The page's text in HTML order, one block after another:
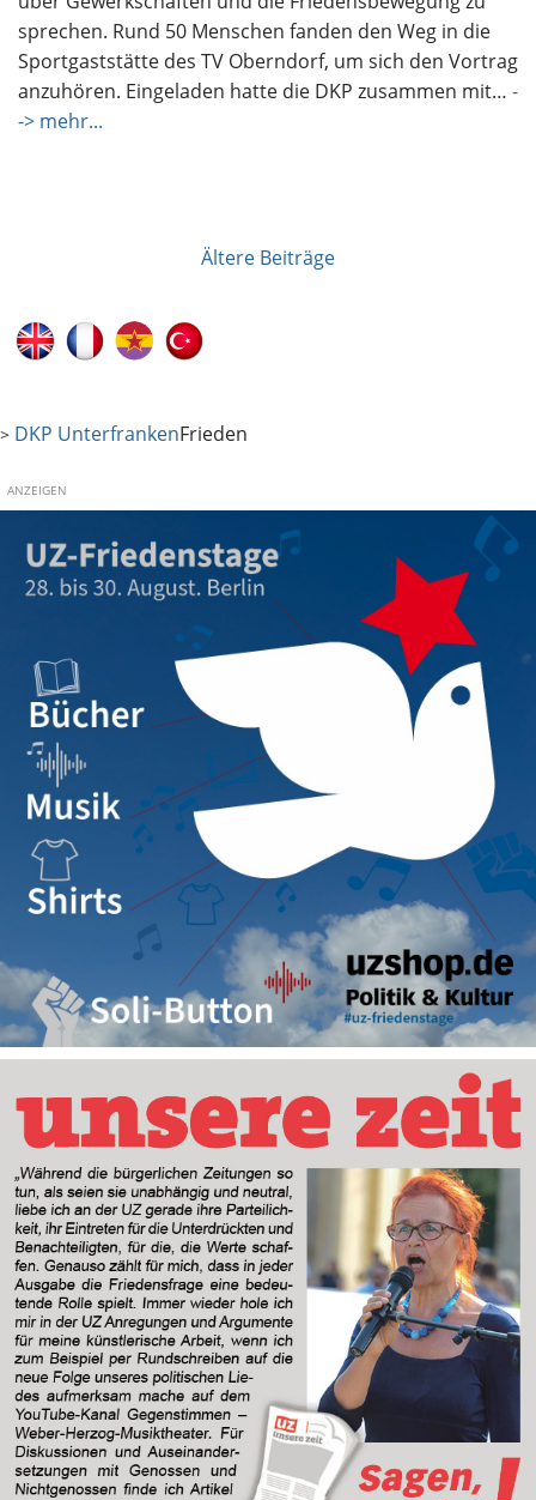
sprechen. Rund 50 Menschen fanden den Weg in die
Sportgaststätte des TV Oberndorf, um sich den Vortrag
anzuhören. Eingeladen hatte die DKP zusammen mit… -
-> mehr...
Beitragsnavigation
Ältere Beiträge
> DKP UnterfrankenFrieden
ANZEIGEN